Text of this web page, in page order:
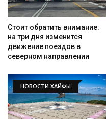
Стоит обратить внимание:
на три дня изменится
движение поездов в
северном направлении
НОВОСТИ ХАЙФЫ